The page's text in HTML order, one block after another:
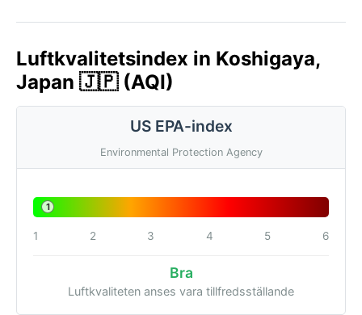
Luftkvalitetsindex in Koshigaya,
Japan 🇯🇵 (AQI)
US EPA-index
Environmental Protection Agency
1
1 2 3 4 5 6
Bra
Luftkvaliteten anses vara tillfredsställande